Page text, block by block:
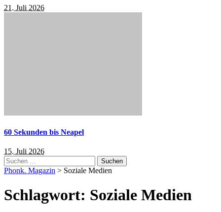
21. Juli 2026
60 Sekunden bis Neapel
15. Juli 2026
Suchen
nach:
Phonk. Magazin > Soziale Medien
Schlagwort: Soziale Medien